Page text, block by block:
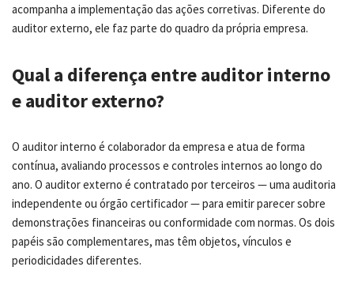
acompanha a implementação das ações corretivas. Diferente do
auditor externo, ele faz parte do quadro da própria empresa.
Qual a diferença entre auditor interno
e auditor externo?
O auditor interno é colaborador da empresa e atua de forma
contínua, avaliando processos e controles internos ao longo do
ano. O auditor externo é contratado por terceiros — uma auditoria
independente ou órgão certificador — para emitir parecer sobre
demonstrações financeiras ou conformidade com normas. Os dois
papéis são complementares, mas têm objetos, vínculos e
periodicidades diferentes.